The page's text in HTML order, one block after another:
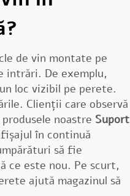
de vin montate pe
intrări. De exemplu,
loc vizibil pe perete.
Clienții care observă
noastre Suport
în continuă
să fie
ce este nou. Pe scurt,
ajută magazinul să